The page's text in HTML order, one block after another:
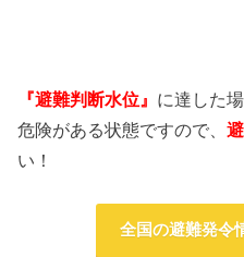
『避難判断水位』 に達した
危険がある状態ですので、
い！
全国の避難発令